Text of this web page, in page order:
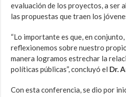
evaluación de los proyectos, a ser
las propuestas que traen los
“Lo importante es que, en
reflexionemos sobre nuestro
manera logramos estrechar la
políticas públicas”, concluyó el Dr.
Con esta conferencia, se dio por